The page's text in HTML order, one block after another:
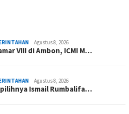
Agustus 8, 2026
VIII di Ambon, ICMI M…
Agustus 8, 2026
Ismail Rumbalifa…